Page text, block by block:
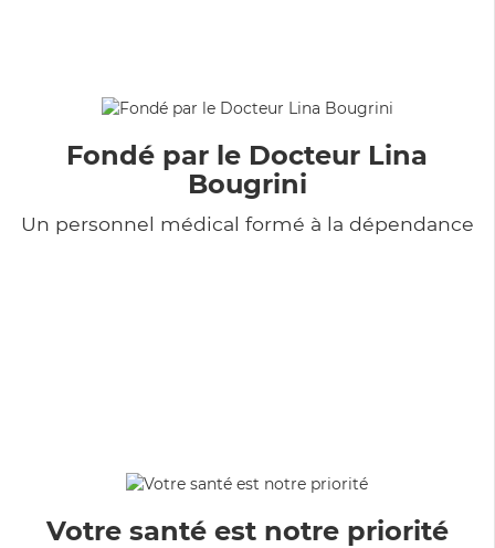
Fondé par le Docteur Lina
Bougrini
Un personnel médical formé à la dépendance
Votre santé est notre priorité